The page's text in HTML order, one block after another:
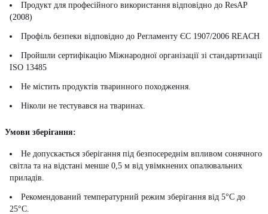
Продукт для професійного використання відповідно до ResAP
(2008)
Профіль безпеки відповідно до Регламенту ЄС 1907/2006 REACH
Пройшли сертифікацію Міжнародної організації зі стандартизації
ISO 13485
Не містить продуктів тваринного походження.
Ніколи не тестувався на тваринах.
Умови зберігання:
Не допускається зберігання під безпосереднім впливом сонячного
світла та на відстані менше 0,5 м від увімкнених опалювальних
приладів.
Рекомендований температурний режим зберігання від 5°С до
25°С.